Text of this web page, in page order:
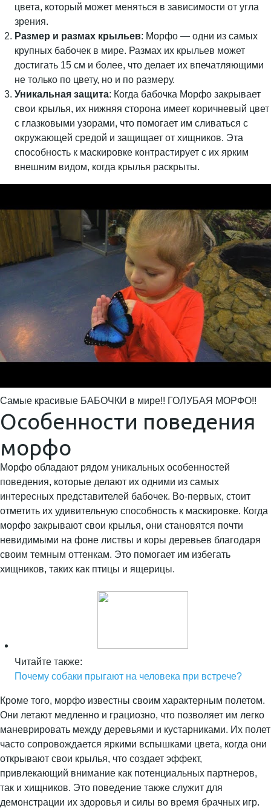
цвета, который может меняться в зависимости от угла
зрения.
Размер и размах крыльев: Морфо — одни из самых
крупных бабочек в мире. Размах их крыльев может
достигать 15 см и более, что делает их впечатляющими
не только по цвету, но и по размеру.
Уникальная защита: Когда бабочка Морфо закрывает
свои крылья, их нижняя сторона имеет коричневый цвет
с глазковыми узорами, что помогает им сливаться с
окружающей средой и защищает от хищников. Эта
способность к маскировке контрастирует с их ярким
внешним видом, когда крылья раскрыты.
Самые красивые БАБОЧКИ в мире!! ГОЛУБАЯ МОРФО!!
Особенности поведения
морфо
Морфо обладают рядом уникальных особенностей
поведения, которые делают их одними из самых
интересных представителей бабочек. Во-первых, стоит
отметить их удивительную способность к маскировке. Когда
морфо закрывают свои крылья, они становятся почти
невидимыми на фоне листвы и коры деревьев благодаря
своим темным оттенкам. Это помогает им избегать
хищников, таких как птицы и ящерицы.
Читайте также:
Почему собаки прыгают на человека при встрече?
Кроме того, морфо известны своим характерным полетом.
Они летают медленно и грациозно, что позволяет им легко
маневрировать между деревьями и кустарниками. Их полет
часто сопровождается яркими вспышками цвета, когда они
открывают свои крылья, что создает эффект,
привлекающий внимание как потенциальных партнеров,
так и хищников. Это поведение также служит для
демонстрации их здоровья и силы во время брачных игр.